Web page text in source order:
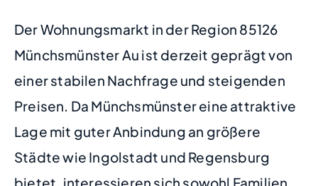
Der Wohnungsmarkt in der Region 85126
Münchsmünster Au ist derzeit geprägt von
einer stabilen Nachfrage und steigenden
Preisen. Da Münchsmünster eine attraktive
Lage mit guter Anbindung an größere
Städte wie Ingolstadt und Regensburg
bietet, interessieren sich sowohl Familien